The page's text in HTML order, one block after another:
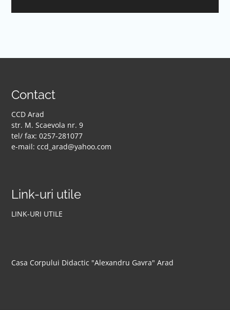
Contact
CCD Arad
str. M. Scaevola nr. 9
tel/ fax: 0257-281077
e-mail: ccd_arad@yahoo.com
Link-uri utile
LINK-URI UTILE
Casa Corpului Didactic "Alexandru Gavra" Arad